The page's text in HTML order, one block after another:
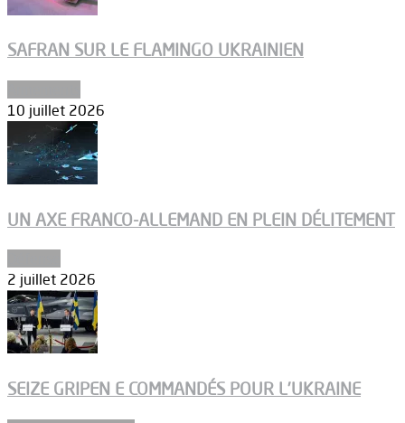
SAFRAN SUR LE FLAMINGO UKRAINIEN
10 juillet 2026
UN AXE FRANCO-ALLEMAND EN PLEIN DÉLITEMENT
2 juillet 2026
SEIZE GRIPEN E COMMANDÉS POUR L’UKRAINE